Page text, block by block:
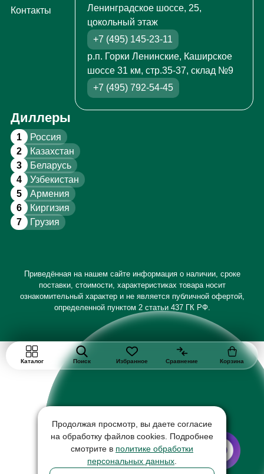
Контакты
Ленинградское шоссе, 25,
цокольный этаж
+7 (495) 145-23-11
р.п. Горки Ленинские, Каширское
шоссе 31 км, стр.35-37, склад №9
+7 (495) 792-54-45
Диллеры
1 Россия
2 Казахстан
3 Беларусь
4 Узбекистан
5 Армения
6 Киргизия
7 Грузия
Приведённая на нашем сайте информация о наличии, сроке
поставки, стоимости, характеристиках товара носит
ознакомительный характер и не является публичной офертой,
определенной пунктом 2 статьи 437 ГК РФ.
Каталог Поиск Избранное Сравнение Корзина
Продолжая просмотр, вы даете согласие
на обработку файлов cookies. Подробнее
смотрите в политике обработки
персональных данных